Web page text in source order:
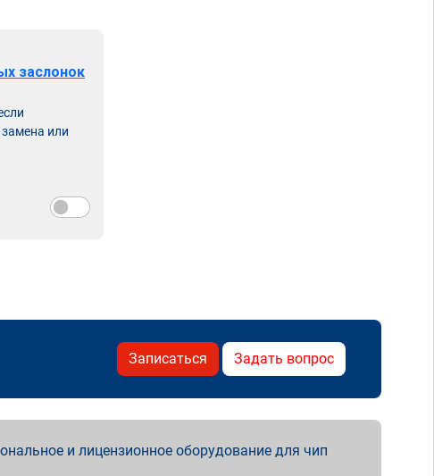
заслонок
или
Записаться Задать вопрос
и лицензионное оборудование для чип